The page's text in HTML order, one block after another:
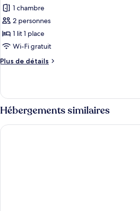
1 chambre
2 personnes
1 lit 1 place
Wi-Fi gratuit
Plus de détails
Plus
le
type
de
chambre
Chambre
Hébergements similaires
Hotel Route - Inn Koga Ekimae